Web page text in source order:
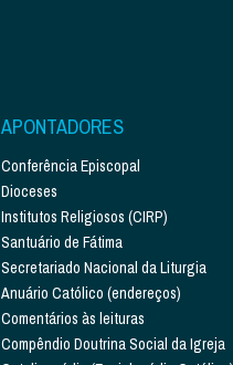
APONTADORES
Conferência Episcopal
Dioceses
Institutos Religiosos (CIRP)
Santuário de Fátima
Secretariado Nacional da Liturgia
Anuário Católico (endereços)
Comentários às leituras
Compêndio Doutrina Social da Igreja